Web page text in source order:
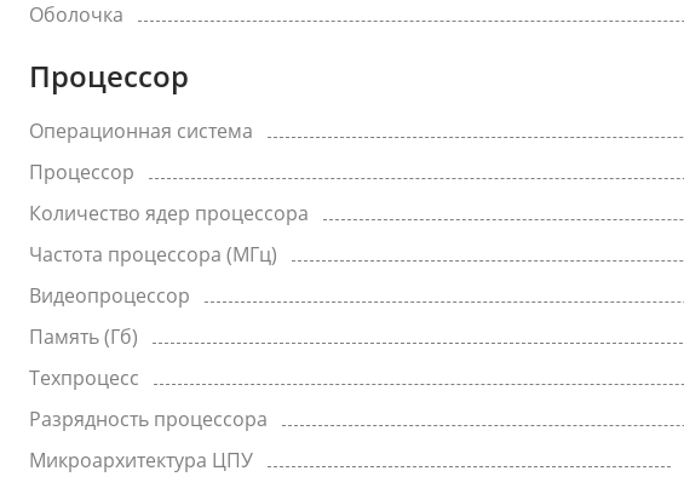
Оболочка
Процессор
Операционная система
Процессор
Количество ядер процессора
Частота процессора (МГц)
Видеопроцессор
Память (Гб)
Техпроцесс
Разрядность процессора
Микроархитектура ЦПУ